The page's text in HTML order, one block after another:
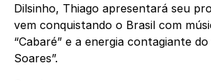
Dilsinho, Thiago apresentará seu
vem conquistando o Brasil com
“Cabaré” e a energia contagiante do
Soares”.